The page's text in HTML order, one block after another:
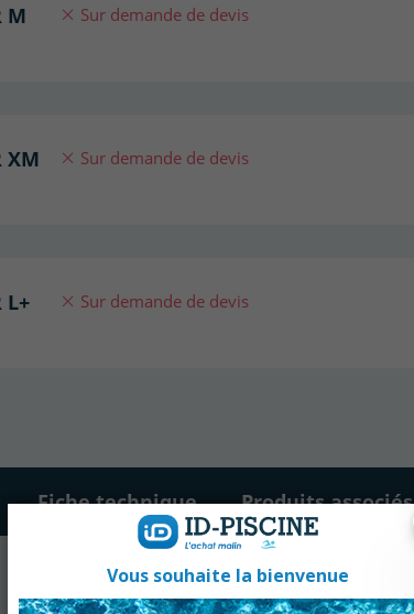
M
Sur demande de devis
XM
Sur demande de devis
L+
Sur demande de devis
Fiche technique Produits associés